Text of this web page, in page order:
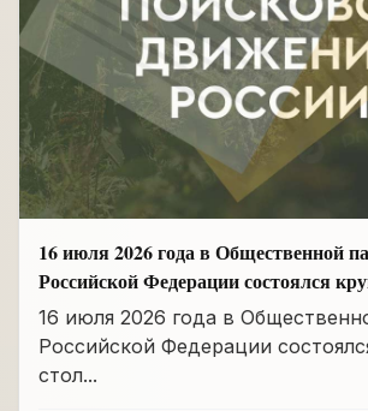
16 июля 2026 года в Общественной
Российской Федерации состоялся
«Сохранение памяти о Героях
самопожертвования и воспитание...
16 июля 2026 года в
Российской Федерации
стол...